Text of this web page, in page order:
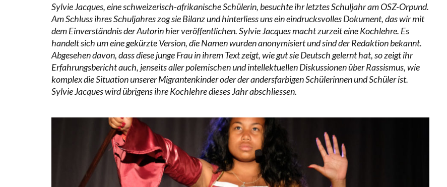
Sylvie Jacques, eine schweizerisch-afrikanische Schülerin, besuchte ihr letztes Schuljahr am OSZ-Orpund.
Am Schluss ihres Schuljahres zog sie Bilanz und hinterliess uns ein eindrucksvolles Dokument, das wir mit
dem Einverständnis der Autorin hier veröffentlichen. Sylvie Jacques macht zurzeit eine Kochlehre. Es
handelt sich um eine gekürzte Version, die Namen wurden anonymisiert und sind der Redaktion bekannt.
Abgesehen davon, dass diese junge Frau in ihrem Text zeigt, wie gut sie Deutsch gelernt hat, so zeigt ihr
Erfahrungsbericht auch, jenseits aller polemischen und intellektuellen Diskussionen über Rassismus, wie
komplex die Situation unserer Migrantenkinder oder der andersfarbigen Schülerinnen und Schüler ist.
Sylvie Jacques wird übrigens ihre Kochlehre dieses Jahr abschliessen.